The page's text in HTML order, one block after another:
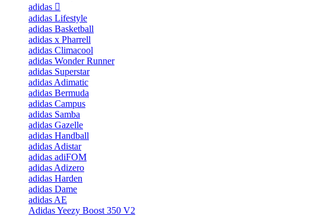
adidas
adidas Lifestyle
adidas Basketball
adidas x Pharrell
adidas Climacool
adidas Wonder Runner
adidas Superstar
adidas Adimatic
adidas Bermuda
adidas Campus
adidas Samba
adidas Gazelle
adidas Handball
adidas Adistar
adidas adiFOM
adidas Adizero
adidas Harden
adidas Dame
adidas AE
Adidas Yeezy Boost 350 V2